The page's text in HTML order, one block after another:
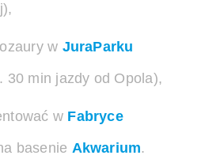
w JuraParku
30 min jazdy od Opola),
w Fabryce
basenie Akwarium.